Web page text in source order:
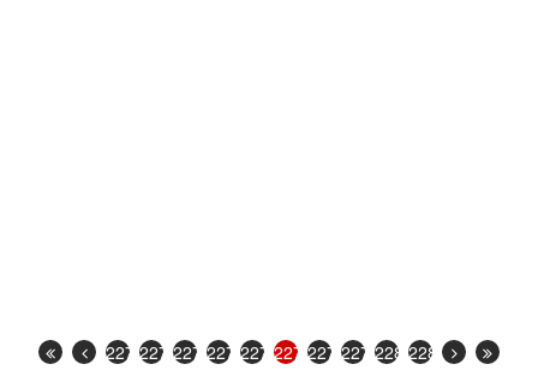
2272227322742275227622772278227922802281